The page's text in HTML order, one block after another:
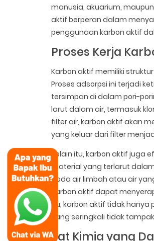
manusia, akuarium,
aktif berperan dalam
penggunaan karbon aktif
Proses Kerja
Karbon aktif memiliki
Proses adsorpsi ini terjadi
tersimpan di dalam pori-
larut dalam air, termasuk
filter air, karbon aktif akan
yang keluar dari filter
Selain itu, karbon aktif
material yang terlarut
pada air limbah atau air
Karbon aktif dapat
itu, karbon aktif tidak hanya
yang seringkali tidak
Zat Kimia yang